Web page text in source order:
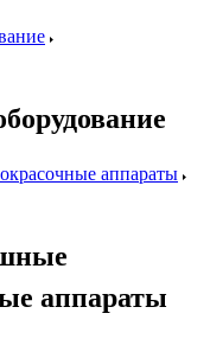
аппараты
аппараты